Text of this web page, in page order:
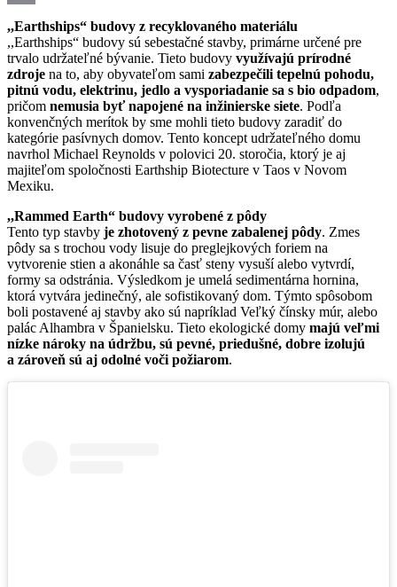
Email
,,Earthships“ budovy z recyklovaného materiálu
,,Earthships“ budovy sú sebestačné stavby, primárne určené pre
trvalo udržateľné bývanie. Tieto budovy využívajú prírodné
zdroje na to, aby obyvateľom sami zabezpečili tepelnú pohodu,
pitnú vodu, elektrinu, jedlo a vysporiadanie sa s bio odpadom,
pričom nemusia byť napojené na inžinierske siete. Podľa
konvenčných merítok by sme mohli tieto budovy zaradiť do
kategórie pasívnych domov. Tento koncept udržateľného domu
navrhol Michael Reynolds v polovici 20. storočia, ktorý je aj
majiteľom spoločnosti Earthship Biotecture v Taos v Novom
Mexiku.
,,Rammed Earth“ budovy vyrobené z pôdy
Tento typ stavby je zhotovený z pevne zabalenej pôdy. Zmes
pôdy sa s trochou vody lisuje do preglejkových foriem na
vytvorenie stien a akonáhle sa časť steny vysuší alebo vytvrdí,
formy sa odstránia. Výsledkom je umelá sedimentárna hornina,
ktorá vytvára jedinečný, ale sofistikovaný dom. Týmto spôsobom
boli postavené aj stavby ako sú napríklad Veľký čínsky múr, alebo
palác Alhambra v Španielsku. Tieto ekologické domy majú veľmi
nízke nároky na údržbu, sú pevné, priedušné, dobre izolujú
a zároveň sú aj odolné voči požiarom.